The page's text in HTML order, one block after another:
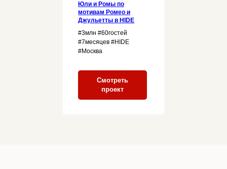
Юли и Ромы по
мотивам Ромео и
Джульетты в HIDE
#3млн #60гостей
#7месяцев #HIDE
#Москва
Смотреть
проект